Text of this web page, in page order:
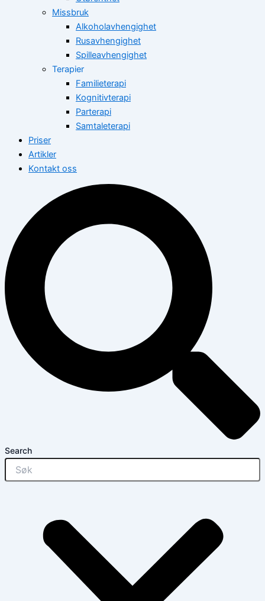
Missbruk
Alkoholavhengighet
Rusavhengighet
Spilleavhengighet
Terapier
Familieterapi
Kognitivterapi
Parterapi
Samtaleterapi
Priser
Artikler
Kontakt oss
Search